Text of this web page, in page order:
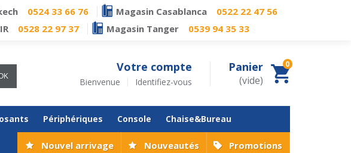
0524 33 66 76 Magasin Casablanca
0522 22 47 56
0528 22 97 37 Magasin Tanger 0539 94 35 33
Panier
(vide)
0
Votre compte
Bienvenue Identifiez-vous
Promotions
Nouveautés
Nouvel arrivage
Périphériques Console Chaise&Bureau